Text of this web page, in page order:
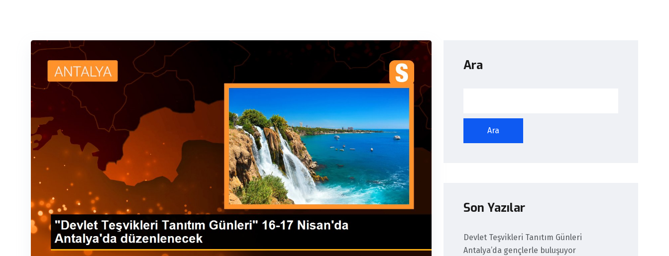
Ara
Ara
Son Yazılar
Devlet Teşvikleri Tanıtım Günleri
Antalya’da gençlerle buluşuyor